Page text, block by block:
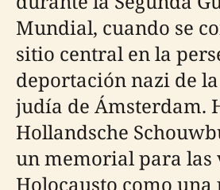
Mundial, cuando se
sitio central en la
deportación nazi de
judía de Ámsterdam.
Hollandsche
un memorial para las
Holocausto como